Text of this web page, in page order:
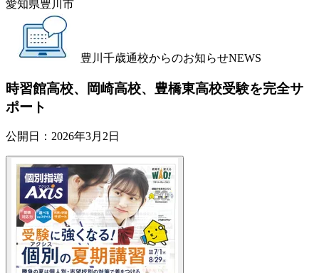
愛知県豊川市
豊川千歳通校からのお知らせNEWS
時習館高校、岡崎高校、豊橋東高校受験を完全サ
ポート
公開日： 2026年3月2日